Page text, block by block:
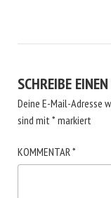
SCHREIBE
Deine E-Mail-
sind mit*markiert
KOMMENTAR*